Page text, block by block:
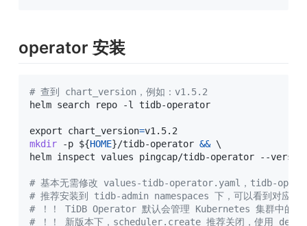
operator 安装
# 查到 chart_version，例如：v1.5.2
helm search repo -l tidb-operator
export chart_version=
mkdir -p ${HOME}/tidb-operator && \
helm inspect values pingcap/tidb-operator --
# 基本无需修改 values-tidb-operator.yaml，tidb-
# 推荐安装到 tidb-admin namespaces 下，可以看到对应
# ！！ TiDB Operator 默认会管理 Kubernetes 集群中的
# ！！ 新版本下，scheduler.create 推荐关闭，使用